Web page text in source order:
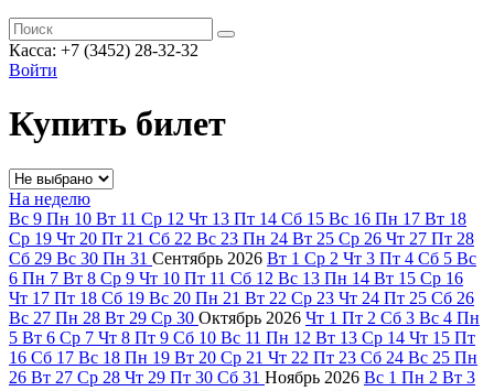
Касса: +7 (3452) 28-32-32
Войти
Купить билет
На неделю
Вс 9 Пн 10 Вт 11 Ср 12 Чт 13 Пт 14 Сб 15 Вс 16 Пн 17 Вт 18
Ср 19 Чт 20 Пт 21 Сб 22 Вс 23 Пн 24 Вт 25 Ср 26 Чт 27 Пт 28
Сб 29 Вс 30 Пн 31 Сентябрь 2026 Вт 1 Ср 2 Чт 3 Пт 4 Сб 5 Вс
6 Пн 7 Вт 8 Ср 9 Чт 10 Пт 11 Сб 12 Вс 13 Пн 14 Вт 15 Ср 16
Чт 17 Пт 18 Сб 19 Вс 20 Пн 21 Вт 22 Ср 23 Чт 24 Пт 25 Сб 26
Вс 27 Пн 28 Вт 29 Ср 30 Октябрь 2026 Чт 1 Пт 2 Сб 3 Вс 4 Пн
5 Вт 6 Ср 7 Чт 8 Пт 9 Сб 10 Вс 11 Пн 12 Вт 13 Ср 14 Чт 15 Пт
16 Сб 17 Вс 18 Пн 19 Вт 20 Ср 21 Чт 22 Пт 23 Сб 24 Вс 25 Пн
26 Вт 27 Ср 28 Чт 29 Пт 30 Сб 31 Ноябрь 2026 Вс 1 Пн 2 Вт 3